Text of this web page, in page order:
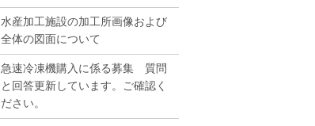
水産加工施設の加工所画像および
全体の図面について
急速冷凍機購入に係る募集 質問
と回答更新しています。ご確認く
ださい。